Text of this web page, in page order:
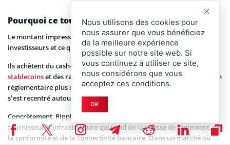
Pourquoi ce tour pèse plus que son montant
Le montant impressionne, certes. Mais c’est la nature des
investisseurs et ce qu’ils achètent qui comptent.
Ils achètent du cash-flow potentiel autour de la tokenisation, des
stablecoinset des rails de règlement. Ils achètent aussi une position
réglementaire plus claire dans un environnement américain qui
s’est recentré autour d’un cadre stablecoin fédéral.
Concrètement, Ripple n’est pas qu’un émetteur de jeton : c’est un
fournisseur d’infrastructure qui vend de la vitesse de règlement, de
la conformité et de la connectivité bancaire. Dans un marché où
Nous utilisons des cookies pour
nous assurer que vous bénéficiez
de la meilleure expérience
possible sur notre site web. Si
vous continuez à utiliser ce site,
nous considérons que vous
acceptez ces conditions.
OK